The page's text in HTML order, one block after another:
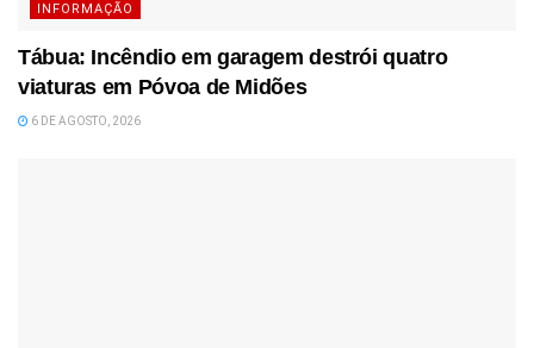
INFORMAÇÃO
Tábua: Incêndio em garagem destrói quatro
viaturas em Póvoa de Midões
6 DE AGOSTO, 2026